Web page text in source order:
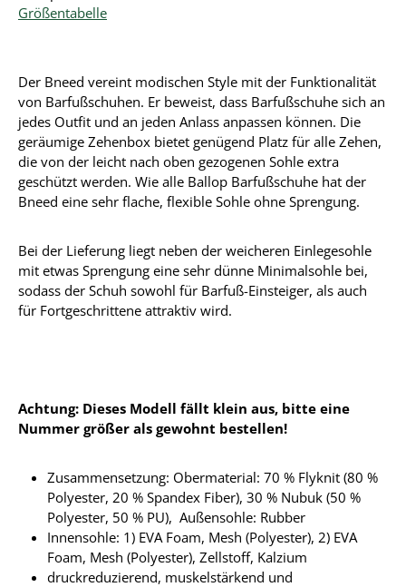
Größentabelle
Der Bneed vereint modischen Style mit der Funktionalität
von Barfußschuhen. Er beweist, dass Barfußschuhe sich an
jedes Outfit und an jeden Anlass anpassen können. Die
geräumige Zehenbox bietet genügend Platz für alle Zehen,
die von der leicht nach oben gezogenen Sohle extra
geschützt werden. Wie alle Ballop Barfußschuhe hat der
Bneed eine sehr flache, flexible Sohle ohne Sprengung.
Bei der Lieferung liegt neben der weicheren Einlegesohle
mit etwas Sprengung eine sehr dünne Minimalsohle bei,
sodass der Schuh sowohl für Barfuß-Einsteiger, als auch
für Fortgeschrittene attraktiv wird.
Achtung: Dieses Modell fällt klein aus, bitte eine
Nummer größer als gewohnt bestellen!
Zusammensetzung: Obermaterial: 70 % Flyknit (80 %
Polyester, 20 % Spandex Fiber), 30 % Nubuk (50 %
Polyester, 50 % PU), Außensohle: Rubber
Innensohle: 1) EVA Foam, Mesh (Polyester), 2) EVA
Foam, Mesh (Polyester), Zellstoff, Kalzium
druckreduzierend, muskelstärkend und